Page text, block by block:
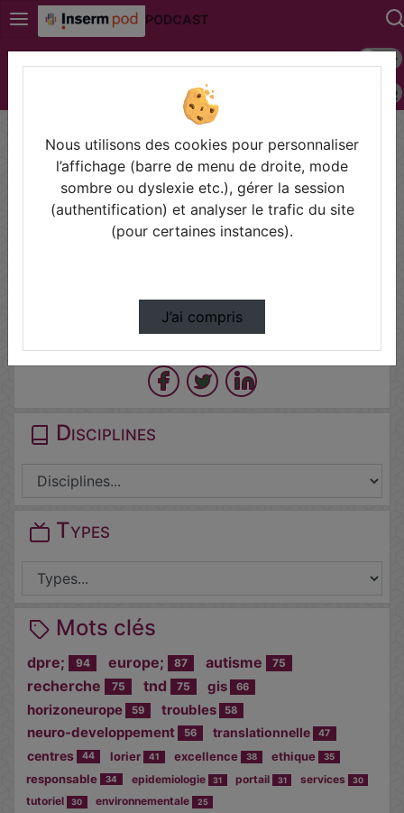
PODCAST
Mode
Police
Rapport d'activite 2022 Interne Delegation I…
Prendre des notes
Partager
Disciplines
Types
Mots clés
dpre; 94 europe; 87 autisme 75
recherche 75 tnd 75 gis 66
horizoneurope 59 troubles 58
neuro-developpement 56 translationnelle 47
centres 44 lorier 41 excellence 38 ethique 35
responsable 34 epidemiologie 31 portail 31 services 30
tutoriel 30 environnementale 25
Nous utilisons des cookies pour personnaliser
l’affichage (barre de menu de droite, mode
sombre ou dyslexie etc.), gérer la session
(authentification) et analyser le trafic du site
(pour certaines instances).
J’ai compris